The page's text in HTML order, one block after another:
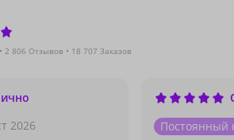
2 806 Отзывов 18 707 Заказов
2026
Постоянный